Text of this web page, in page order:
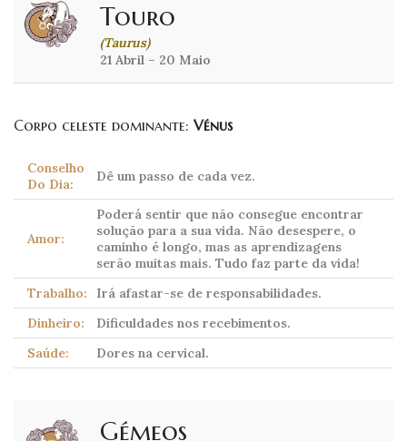
Touro
(Taurus)
21 Abril – 20 Maio
Corpo celeste dominante: Vénus
Conselho
Do Dia:
Dê um passo de cada vez.
Amor:
Poderá sentir que não consegue encontrar
solução para a sua vida. Não desespere, o
caminho é longo, mas as aprendizagens
serão muitas mais. Tudo faz parte da vida!
Trabalho:
Irá afastar-se de responsabilidades.
Dinheiro:
Dificuldades nos recebimentos.
Saúde:
Dores na cervical.
Gémeos